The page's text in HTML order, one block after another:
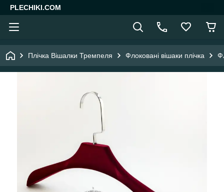
PLECHIKI.COM
Плічка Вішалки Тремпеля Флоковані вішаки плічка